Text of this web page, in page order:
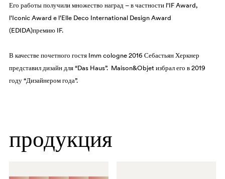
Его работы получили множество наград – в частности l'IF Award,
l'Iconic Award e l'Elle Deco International Design Award
(EDIDA)премию IF.
В качестве почетного гостя Imm cologne 2016 Себастьян Херкнер
представил дизайн для “Das Haus”. Maison&Objet избрал его в 2019
году “Дизайнером года”.
продукция